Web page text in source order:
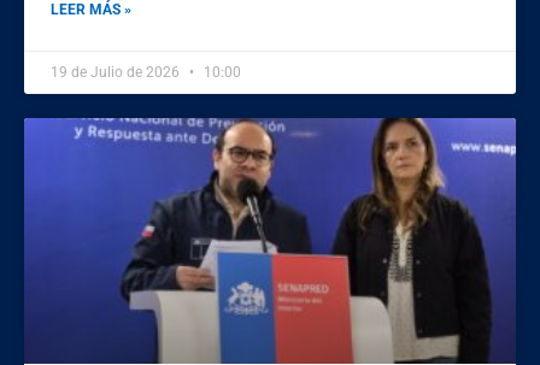
LEER MÁS »
19 de Julio de 2026 10:00